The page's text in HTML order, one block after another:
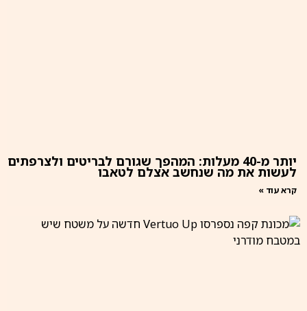
יותר מ-40 מעלות: המהפך שגורם לבריטים ולצרפתים
לעשות את מה שנחשב אצלם לטאבו
קרא עוד »